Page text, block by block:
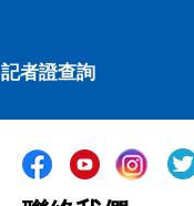
記者證查詢